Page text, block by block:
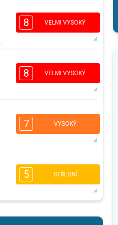
8 VELMI VYSOKÝ
5
16:00
1
32°max.
8 VELMI VYSOKÝ
5
16:00
35°max.
7 VYSOKÝ
4
16:00
36°max.
5 STŘEDNÍ
2
1